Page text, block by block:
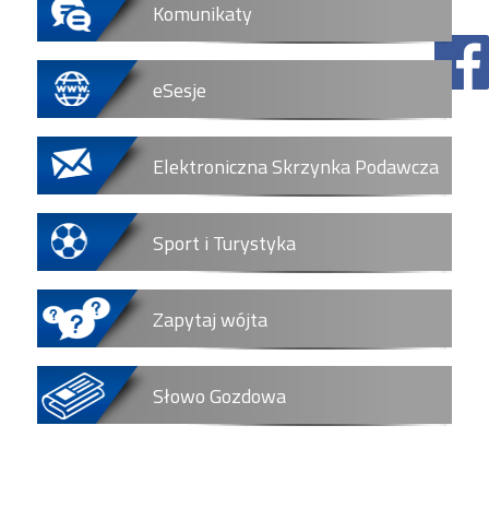
Komunikaty
eSesje
Elektroniczna Skrzynka Podawcza
Sport i Turystyka
Zapytaj wójta
Słowo Gozdowa